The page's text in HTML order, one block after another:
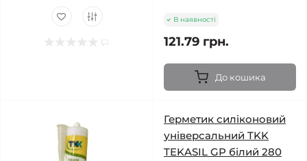
В наявності
121.79 грн.
До кошика
Герметик силіконовий
універсальний TKK
TEKASIL GP білий 280